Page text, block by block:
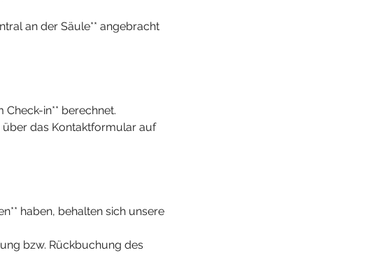
an der Säule** angebracht
in** berechnet.
über das Kontaktformular auf
haben, behalten sich unsere
bzw. Rückbuchung des